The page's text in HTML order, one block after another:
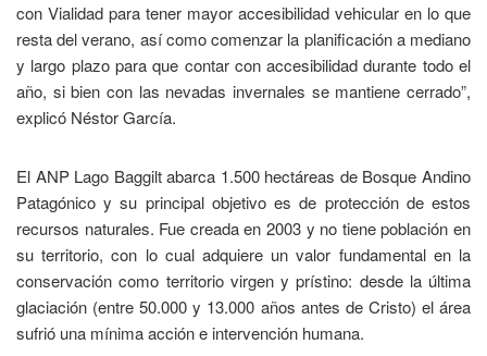
con Vialidad para tener mayor accesibilidad vehicular en lo que
resta del verano, así como comenzar la planificación a mediano
y largo plazo para que contar con accesibilidad durante todo el
año, si bien con las nevadas invernales se mantiene cerrado”,
explicó Néstor García.
El ANP Lago Baggilt abarca 1.500 hectáreas de Bosque Andino
Patagónico y su principal objetivo es de protección de estos
recursos naturales. Fue creada en 2003 y no tiene población en
su territorio, con lo cual adquiere un valor fundamental en la
conservación como territorio virgen y prístino: desde la última
glaciación (entre 50.000 y 13.000 años antes de Cristo) el área
sufrió una mínima acción e intervención humana.